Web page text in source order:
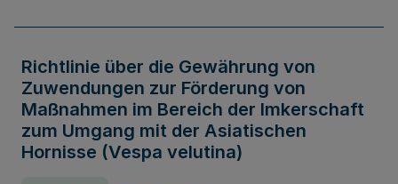
Richtlinie über die Gewährung von
Zuwendungen zur Förderung von
Maßnahmen im Bereich der Imkerschaft
zum Umgang mit der Asiatischen
Hornisse (Vespa velutina)